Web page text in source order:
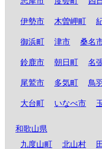
伊勢市 木曽岬町
御浜町 津市 桑名
鈴鹿市 朝日町 名
尾鷲市 多気町 鳥
大台町 いなべ市
和歌山県
九度山町
北山村